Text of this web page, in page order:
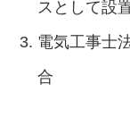
スとして設
電気工事士
合